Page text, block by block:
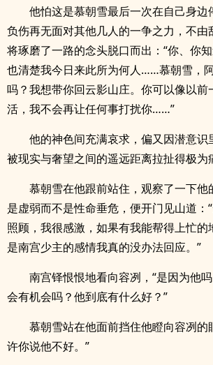
他怕这是慕朝雪最后一次在自己身边
负伤再无面对其他几人的一争之力，不由
将琢磨了一路的念头脱口而出：“你、你
也清楚我今日来此所为何人……慕朝雪，
吗？我想带你回云影山庄。你可以像以前
活，我不会再让任何事打扰你……”
他的神色间充满哀求，偏又因潜意识
被现实与奢望之间的遥远距离拉扯得极为
慕朝雪在他跟前站住，观察了一下他
是虚弱而不是性命垂危，便开门见山道：
照顾，我很感激，如果有我能帮得上忙的
是南宫少主的感情我真的没办法回应。”
南宫铎恨恨地看向容冽，“是因为他
会有机会吗？他到底有什么好？”
慕朝雪站在他面前挡住他瞪向容冽的
许你说他不好。”